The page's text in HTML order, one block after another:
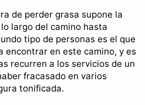
de perder grasa supone la
largo del camino hasta
tipo de personas es el que
encontrar en este camino, y es
recurren a los servicios de un
fracasado en varios
tonificada.